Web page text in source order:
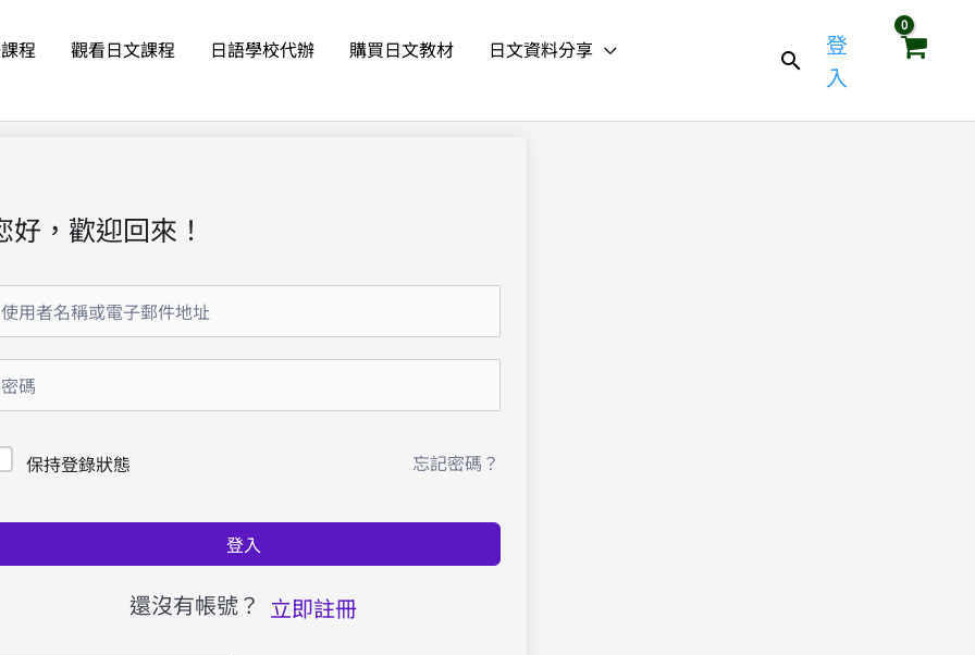
程 觀看日文課程 日語學校代辦 購買日文教材
日文資料分享
登
入
好，歡迎回來！
保持登錄狀態 忘記密碼？
登入
還沒有帳號？ 立即註冊